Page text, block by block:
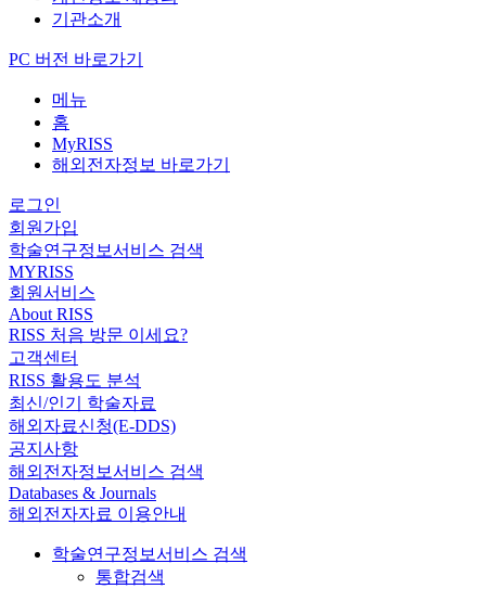
기관소개
PC 버전 바로가기
메뉴
홈
MyRISS
해외전자정보 바로가기
로그인
회원가입
학술연구정보서비스 검색
MYRISS
회원서비스
About RISS
RISS 처음 방문 이세요?
고객센터
RISS 활용도 분석
최신/인기 학술자료
해외자료신청(E-DDS)
공지사항
해외전자정보서비스 검색
Databases & Journals
해외전자자료 이용안내
학술연구정보서비스 검색
통합검색